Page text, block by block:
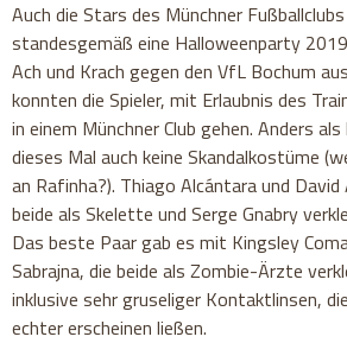
Auch die Stars des Münchner
standesgemäß eine Halloweenparty
Ach und Krach gegen den VfL Bochum
konnten die Spieler, mit Erlaubnis des
in einem Münchner Club gehen. Anders
dieses Mal auch keine Skandalkostüme
an Rafinha?). Thiago Alcántara und David
beide als Skelette und Serge Gnabry
Das beste Paar gab es mit Kingsley
Sabrajna, die beide als Zombie-Ärzte
inklusive sehr gruseliger Kontaktlinsen,
echter erscheinen ließen.